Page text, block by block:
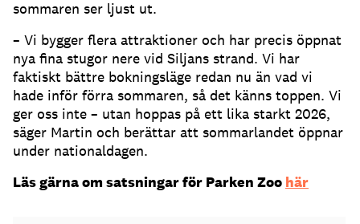
sommaren ser ljust ut.
– Vi bygger flera attraktioner och har precis öppnat
nya fina stugor nere vid Siljans strand. Vi har
faktiskt bättre bokningsläge redan nu än vad vi
hade inför förra sommaren, så det känns toppen. Vi
ger oss inte – utan hoppas på ett lika starkt 2026,
säger Martin och berättar att sommarlandet öppnar
under nationaldagen.
Läs gärna om satsningar för Parken Zoo här